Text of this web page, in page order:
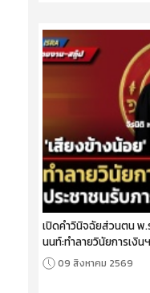
เปิดคำวินิจฉัยส่วนตน พ.
นนท์:ทำลายวินัยการเงิน
09 สิงหาคม 2569